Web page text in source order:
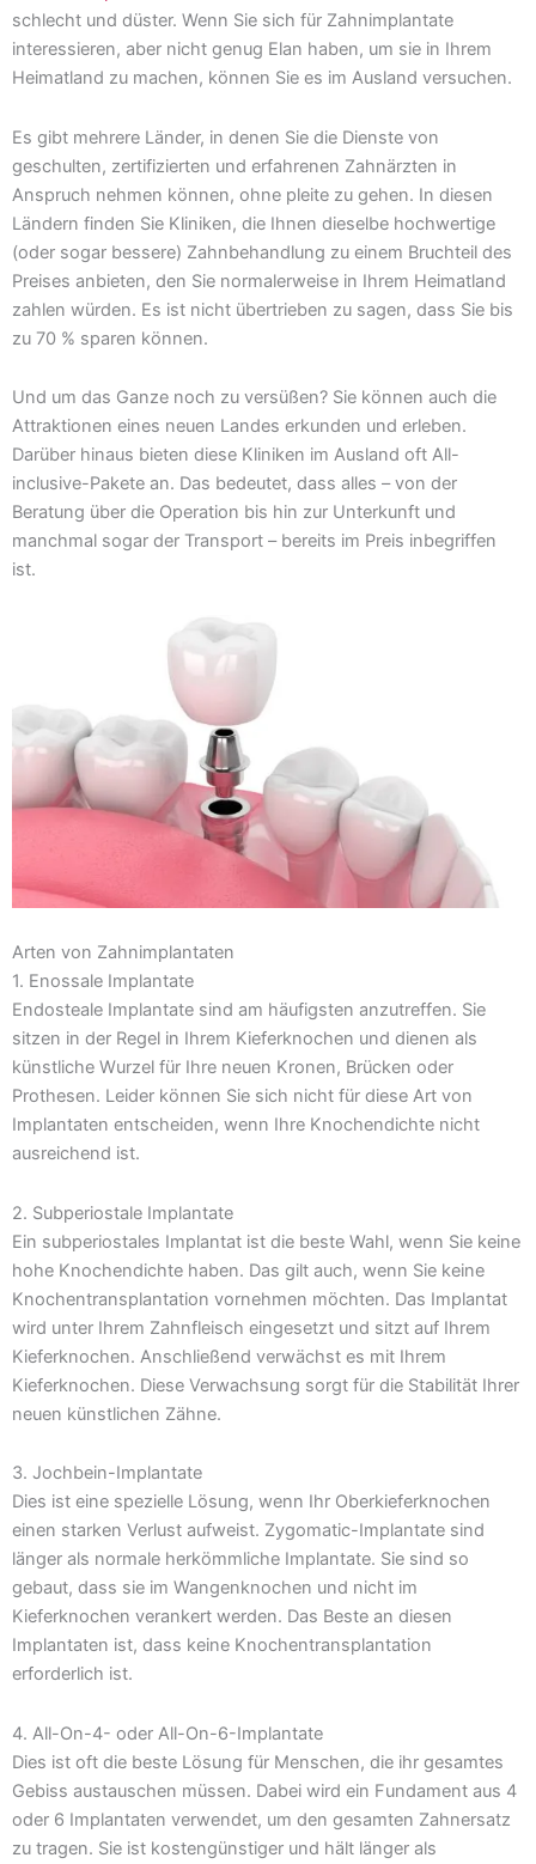
schlecht und düster. Wenn Sie sich für Zahnimplantate
interessieren, aber nicht genug Elan haben, um sie in Ihrem
Heimatland zu machen, können Sie es im Ausland versuchen.
Es gibt mehrere Länder, in denen Sie die Dienste von
geschulten, zertifizierten und erfahrenen Zahnärzten in
Anspruch nehmen können, ohne pleite zu gehen. In diesen
Ländern finden Sie Kliniken, die Ihnen dieselbe hochwertige
(oder sogar bessere) Zahnbehandlung zu einem Bruchteil des
Preises anbieten, den Sie normalerweise in Ihrem Heimatland
zahlen würden. Es ist nicht übertrieben zu sagen, dass Sie bis
zu 70 % sparen können.
Und um das Ganze noch zu versüßen? Sie können auch die
Attraktionen eines neuen Landes erkunden und erleben.
Darüber hinaus bieten diese Kliniken im Ausland oft All-
inclusive-Pakete an. Das bedeutet, dass alles – von der
Beratung über die Operation bis hin zur Unterkunft und
manchmal sogar der Transport – bereits im Preis inbegriffen
ist.
Arten von Zahnimplantaten
1. Enossale Implantate
Endosteale Implantate sind am häufigsten anzutreffen. Sie
sitzen in der Regel in Ihrem Kieferknochen und dienen als
künstliche Wurzel für Ihre neuen Kronen, Brücken oder
Prothesen. Leider können Sie sich nicht für diese Art von
Implantaten entscheiden, wenn Ihre Knochendichte nicht
ausreichend ist.
2. Subperiostale Implantate
Ein subperiostales Implantat ist die beste Wahl, wenn Sie keine
hohe Knochendichte haben. Das gilt auch, wenn Sie keine
Knochentransplantation vornehmen möchten. Das Implantat
wird unter Ihrem Zahnfleisch eingesetzt und sitzt auf Ihrem
Kieferknochen. Anschließend verwächst es mit Ihrem
Kieferknochen. Diese Verwachsung sorgt für die Stabilität Ihrer
neuen künstlichen Zähne.
3. Jochbein-Implantate
Dies ist eine spezielle Lösung, wenn Ihr Oberkieferknochen
einen starken Verlust aufweist. Zygomatic-Implantate sind
länger als normale herkömmliche Implantate. Sie sind so
gebaut, dass sie im Wangenknochen und nicht im
Kieferknochen verankert werden. Das Beste an diesen
Implantaten ist, dass keine Knochentransplantation
erforderlich ist.
4. All-On-4- oder All-On-6-Implantate
Dies ist oft die beste Lösung für Menschen, die ihr gesamtes
Gebiss austauschen müssen. Dabei wird ein Fundament aus 4
oder 6 Implantaten verwendet, um den gesamten Zahnersatz
zu tragen. Sie ist kostengünstiger und hält länger als